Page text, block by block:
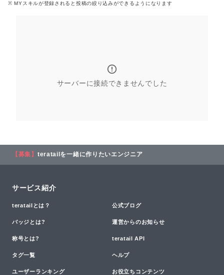
※ MYスキルが登録される と投稿の絞り込みができるようになります
サーバーに接続できませんでした
【募集】 teratailを一緒に作りたいエンジニア
サービス紹介
teratailとは？ 公式ブログ
バッジとは? 運営からのお知らせ
称号とは? teratail API
タグ一覧 ヘルプ
ユーザーランキング お役立ちコンテンツ